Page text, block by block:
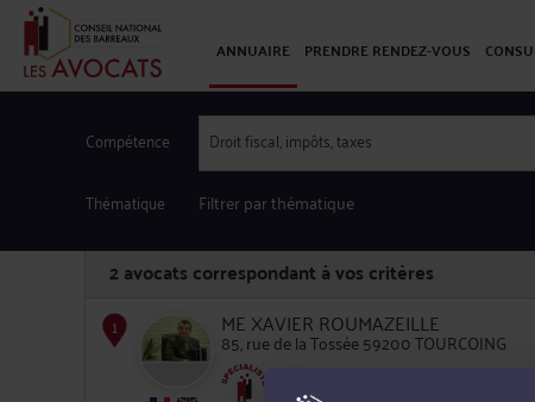
ANNUAIRE PRENDRE RENDEZ-VOUS
Compétence Droit fiscal, impôts, taxes
Thématique Filtrer par thématique
2 avocats correspondant à vos critères
ME XAVIER ROUMAZEILLE
85, rue de la Tossée 59200 TOURCOING